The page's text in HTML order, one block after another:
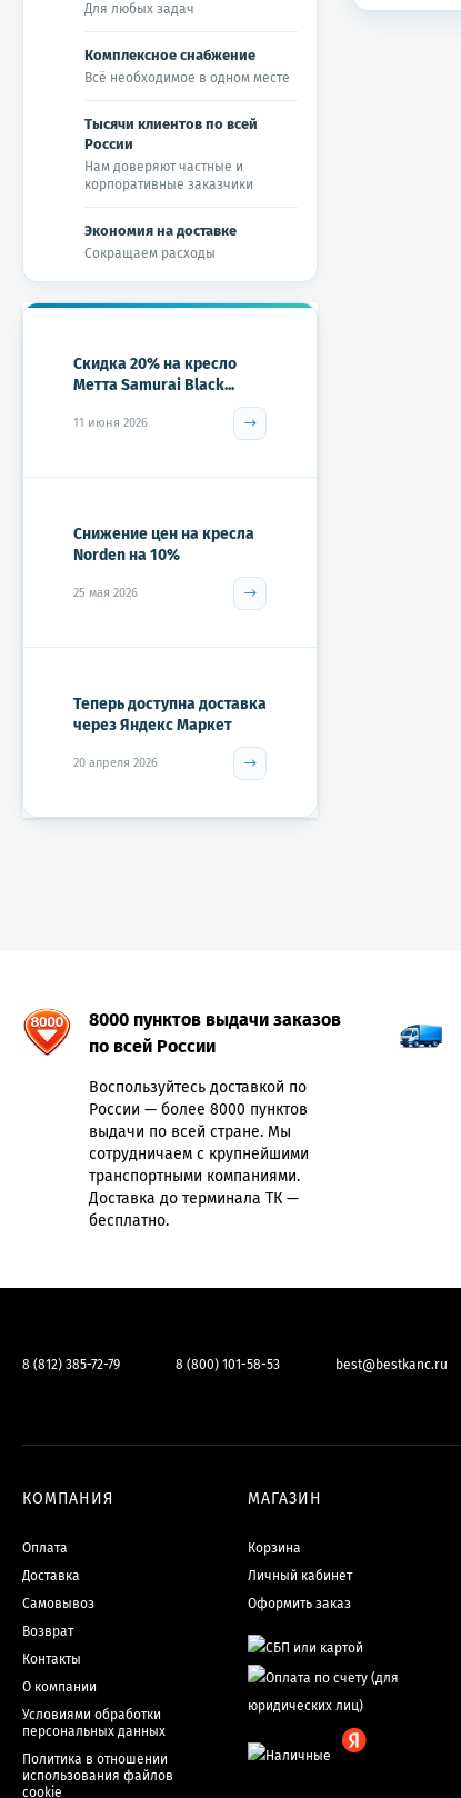
Для любых задач
Комплексное снабжение
Всё необходимое в одном месте
Тысячи клиентов по всей
России
Нам доверяют частные и
корпоративные заказчики
Экономия на доставке
Сокращаем расходы
Скидка 20% на кресло
Метта Samurai Black...
11 июня 2026
Снижение цен на кресла
Norden на 10%
25 мая 2026
Теперь доступна доставка
через Яндекс Маркет
20 апреля 2026
8000 пунктов выдачи заказов
по всей России
Воспользуйтесь доставкой по
России — более 8000 пунктов
выдачи по всей стране. Мы
сотрудничаем с крупнейшими
транспортными компаниями.
Доставка до терминала ТК —
бесплатно.
8 (812) 385-72-79 8 (800) 101-58-53 best@bestkanc.ru
КОМПАНИЯ
Оплата
Доставка
Самовывоз
Возврат
Контакты
О компании
Условиями обработки
персональных данных
Политика в отношении
использования файлов
cookie
МАГАЗИН
Корзина
Личный кабинет
Оформить заказ